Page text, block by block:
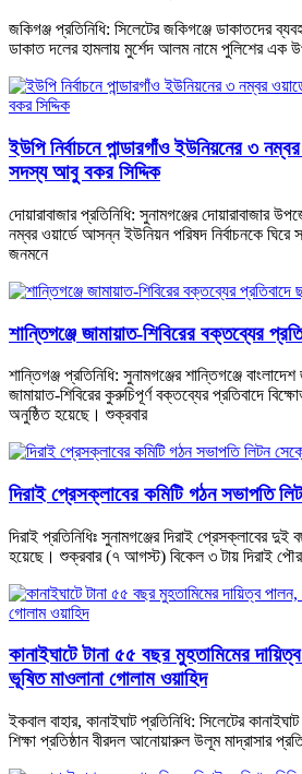
জকিগঞ্জ প্রতিনিধি: সিলেটের জকিগঞ্জে ডাকাতদের
ডাকাত দলের হামলায় মুর্শেদ আলম নামে পুলিশের
ইউপি নির্বাচনে পান্ডারগাঁও ইউনিয়নের ৩
সদস্য আবু বকর সিদ্দিক
দোয়ারাবাজার প্রতিনিধি: সুনামগঞ্জের দোয়ারাবাজার
নম্বর ওয়ার্ডে আসন্ন ইউনিয়ন পরিষদ নির্বাচনকে ঘিরে
জনমনে
শান্তিগঞ্জে জামায়াত-শিবিরের বক্তব্যের
শান্তিগঞ্জ প্রতিনিধি: সুনামগঞ্জের শান্তিগঞ্জে
জামায়াত-শিবিরের কুরুচিপূর্ণ বক্তব্যের প্রতিবাদে
অনুষ্ঠিত হয়েছে। শুক্রবার
দিরাই প্রেসক্লাবের কমিটি গঠন সভাপতি
দিরাই প্রতিনিধিঃ সুনামগঞ্জের দিরাই প্রেসক্লাবের দুই
হয়েছে। শুক্রবার (৭ আগস্ট) বিকেল ৩ টায় দিরাই পৌর
কানাইঘাটে টানা ৫৫ বছর মুহতামিমের
ভূষিত মাওলানা গোলাম ওয়াহিদ
ইকবাল বাহার, কানাইঘাট প্রতিনিধি: সিলেটের
শিক্ষা প্রতিষ্ঠান বীরদল আনোয়ারুল উলূম মাদ্রাসার